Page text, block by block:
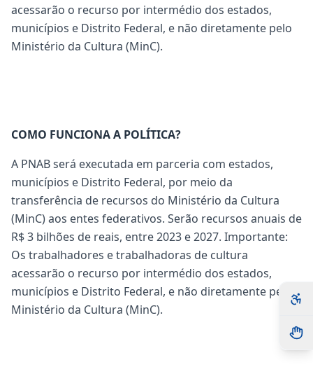
acessarão o recurso por intermédio dos estados,
municípios e Distrito Federal, e não diretamente pelo
Ministério da Cultura (MinC).
COMO FUNCIONA A POLÍTICA?
A PNAB será executada em parceria com estados,
municípios e Distrito Federal, por meio da
transferência de recursos do Ministério da Cultura
(MinC) aos entes federativos. Serão recursos anuais de
R$ 3 bilhões de reais, entre 2023 e 2027. Importante:
Os trabalhadores e trabalhadoras de cultura
acessarão o recurso por intermédio dos estados,
municípios e Distrito Federal, e não diretamente pelo
Ministério da Cultura (MinC).